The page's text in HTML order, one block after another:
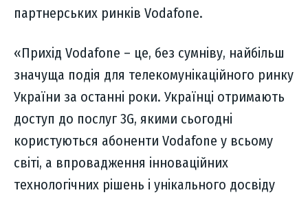
партнерських ринків Vodafone.
«Прихід Vodafone – це, без сумніву, найбільш
значуща подія для телекомунікаційного ринку
України за останні роки. Українці отримають
доступ до послуг 3G, якими сьогодні
користуються абоненти Vodafone у всьому
світі, а впровадження інноваційних
технологічних рішень і унікального досвіду